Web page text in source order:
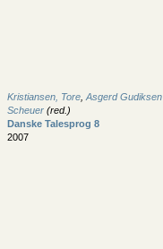
Kristiansen, Tore Asgerd Gudiksen
Scheuer (red.)
Danske Talesprog 8
2007